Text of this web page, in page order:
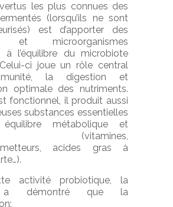
vertus les plus connues des
(lorsqu’ils ne sont
est d’apporter des
et microorganismes
à l’équilibre du microbiote
ci joue un rôle central
la digestion et
optimale des nutriments.
fonctionnel, il produit aussi
substances essentielles
métabolique et
(vitamines,
acides gras à
activité probiotique, la
a démontré que la